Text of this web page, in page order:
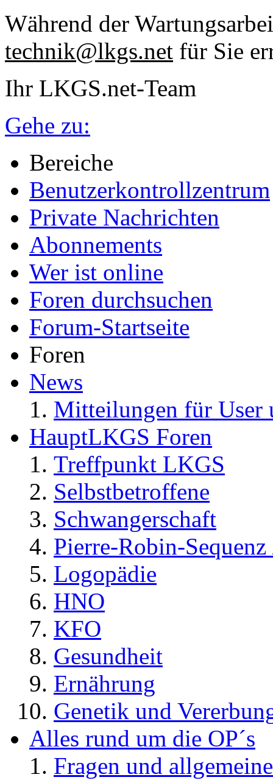
Während der
technik@lkgs.net für Sie
Ihr LKGS.net-Team
Gehe zu:
Bereiche
Benutzerkontrollzentrum
Private Nachrichten
Abonnements
Wer ist online
Foren durchsuchen
Forum-Startseite
Foren
News
Mitteilungen für User
HauptLKGS Foren
Treffpunkt LKGS
Selbstbetroffene
Schwangerschaft
Pierre-Robin-
Logopädie
HNO
KFO
Gesundheit
Ernährung
Genetik und
Alles rund um die OP´s
Fragen und